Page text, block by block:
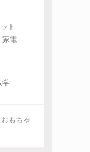
ト
家電
学
おもちゃ